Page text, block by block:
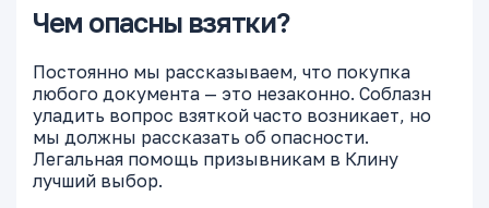
Чем опасны взятки?
Постоянно мы рассказываем, что покупка
любого документа — это незаконно. Соблазн
уладить вопрос взяткой часто возникает, но
мы должны рассказать об опасности.
Легальная помощь призывникам в Клину
лучший выбор.